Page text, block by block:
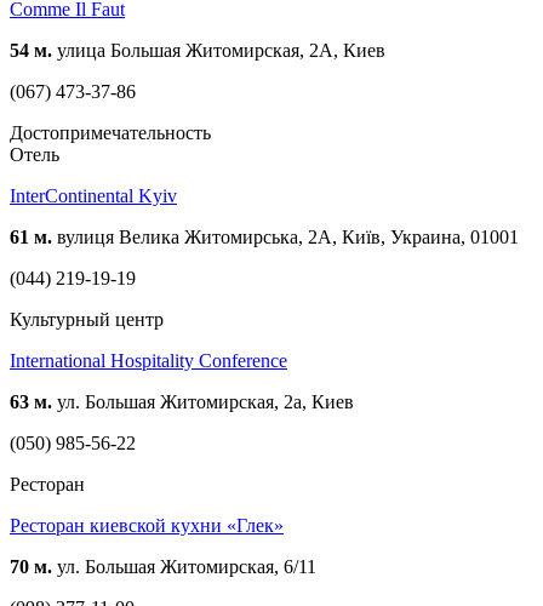
Comme Il Faut
54 м. улица Большая Житомирская, 2А, Киев
(067) 473-37-86
Достопримечательность
Отель
InterContinental Kyiv
61 м. вулиця Велика Житомирська, 2A, Київ, Украина, 01001
(044) 219-19-19
Культурный центр
International Hospitality Conference
63 м. ул. Большая Житомирская, 2а, Киев
(050) 985-56-22
Ресторан
Ресторан киевской кухни «Глек»
70 м. ул. Большая Житомирская, 6/11